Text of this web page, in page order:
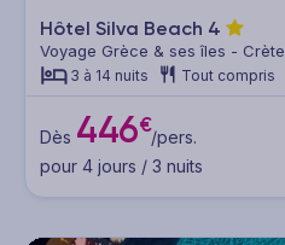
Hôtel Silva Beach 4
Voyage Grèce & ses îles - Crète
3 à 14 nuits Tout compris
Dès 446€/pers.
pour 4 jours / 3 nuits